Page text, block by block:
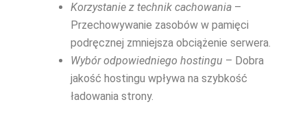
Korzystanie z technik cachowania–
Przechowywanie zasobów w pamięci
podręcznej zmniejsza obciążenie serwera.
Wybór odpowiedniego hostingu – Dobra
jakość hostingu wpływa na szybkość
ładowania strony.